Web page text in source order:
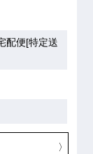
配便[特定送